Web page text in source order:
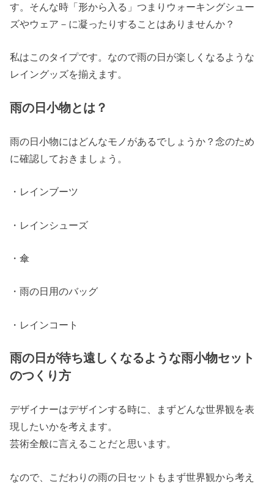
す。そんな時「形から入る」つまりウォーキングシュー
ズやウェア－に凝ったりすることはありませんか？
私はこのタイプです。なので雨の日が楽しくなるような
レイングッズを揃えます。
雨の日小物とは？
雨の日小物にはどんなモノがあるでしょうか？念のため
に確認しておきましょう。
・レインブーツ
・レインシューズ
・傘
・雨の日用のバッグ
・レインコート
雨の日が待ち遠しくなるような雨小物セット
のつくり方
デザイナーはデザインする時に、まずどんな世界観を表
現したいかを考えます。
芸術全般に言えることだと思います。
なので、こだわりの雨の日セットもまず世界観から考え